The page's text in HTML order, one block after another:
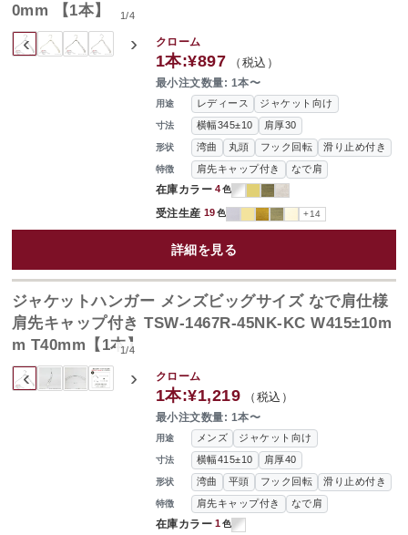
‹ ›
1/4
0mm 【1本】
用途 レディース ジャケット向け
寸法 横幅345±10 肩厚30
形状 湾曲 丸頭 フック回転 滑り止め付き
特徴 肩先キャップ付き なで肩
在庫カラー 4色
受注生産 19色 +14
クローム
1本:¥897 （税込）
最小注文数量: 1本〜
詳細を見る
‹ ›
1/4
ジャケットハンガー メンズビッグサイズ なで肩仕様
肩先キャップ付き TSW-1467R-45NK-KC W415±10m
m T40mm【1本】
用途 メンズ ジャケット向け
寸法 横幅415±10 肩厚40
形状 湾曲 平頭 フック回転 滑り止め付き
特徴 肩先キャップ付き なで肩
在庫カラー 1色
クローム
1本:¥1,219 （税込）
最小注文数量: 1本〜